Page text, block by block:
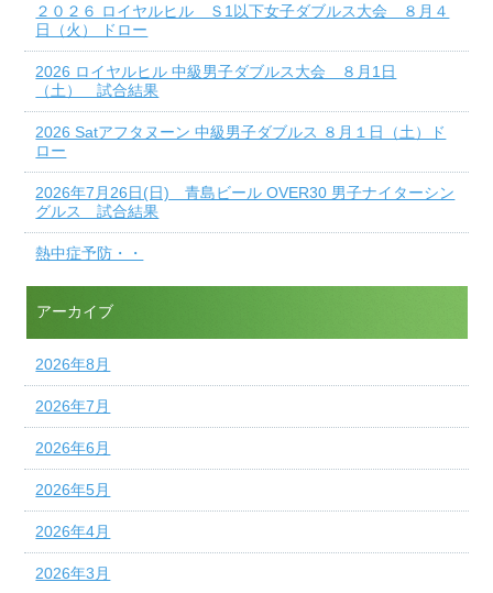
２０２６ ロイヤルヒル Ｓ1以下女子ダブルス大会 ８月４
日（火） ドロー
2026 ロイヤルヒル 中級男子ダブルス大会 ８月1日
（土） 試合結果
2026 Satアフタヌーン 中級男子ダブルス ８月１日（土）ド
ロー
2026年7月26日(日) 青島ビール OVER30 男子ナイターシン
グルス 試合結果
熱中症予防・・
アーカイブ
2026年8月
2026年7月
2026年6月
2026年5月
2026年4月
2026年3月